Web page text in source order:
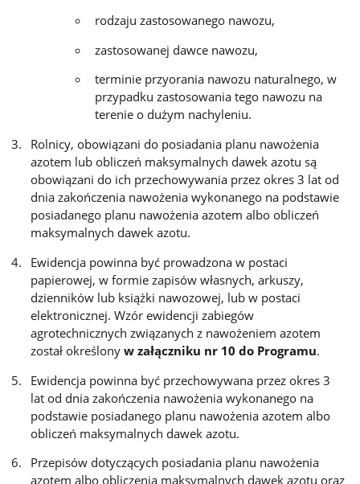
rodzaju zastosowanego nawozu,
zastosowanej dawce nawozu,
terminie przyorania nawozu naturalnego, w
przypadku zastosowania tego nawozu na
terenie o dużym nachyleniu.
Rolnicy, obowiązani do posiadania planu nawożenia
azotem lub obliczeń maksymalnych dawek azotu są
obowiązani do ich przechowywania przez okres 3 lat od
dnia zakończenia nawożenia wykonanego na podstawie
posiadanego planu nawożenia azotem albo obliczeń
maksymalnych dawek azotu.
Ewidencja powinna być prowadzona w postaci
papierowej, w formie zapisów własnych, arkuszy,
dzienników lub książki nawozowej, lub w postaci
elektronicznej. Wzór ewidencji zabiegów
agrotechnicznych związanych z nawożeniem azotem
został określonyw załączniku nr 10 do Programu.
Ewidencja powinna być przechowywana przez okres 3
lat od dnia zakończenia nawożenia wykonanego na
podstawie posiadanego planu nawożenia azotem albo
obliczeń maksymalnych dawek azotu.
Przepisów dotyczących posiadania planu nawożenia
azotem albo obliczenia maksymalnych dawek azotu oraz